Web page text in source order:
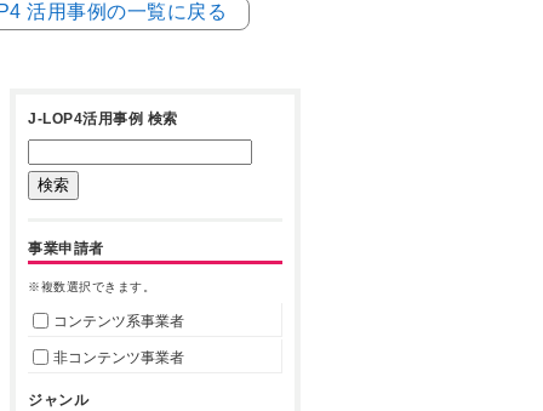
活用事例の一覧に戻る
J-LOP4活用事例 検索
事業申請者
※複数選択できます。
コンテンツ系事業者
非コンテンツ事業者
ジャンル